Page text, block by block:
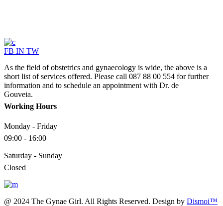
FB IN TW
As the field of obstetrics and gynaecology is wide, the above is a
short list of services offered. Please call 087 88 00 554 for further
information and to schedule an appointment with Dr. de
Gouveia.
Working Hours
Monday - Friday
09:00 - 16:00
Saturday - Sunday
Closed
@ 2024 The Gynae Girl. All Rights Reserved. Design by Dismoi™